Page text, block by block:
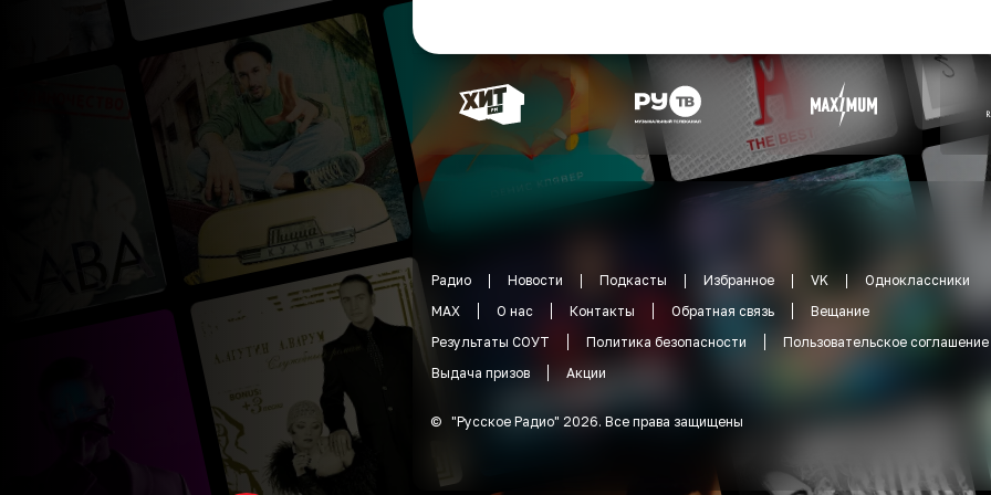
Радио Новости Подкасты Избранное VK
Одноклассники
MAX
О нас Контакты Обратная связь
Вещание
Результаты СОУТ
Политика безопасности
Пользовательское соглашение
Выдача призов
Акции
© "Русское Радио" 2026. Все права защищены